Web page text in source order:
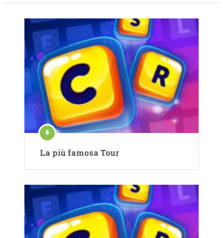
La più famosa Tour